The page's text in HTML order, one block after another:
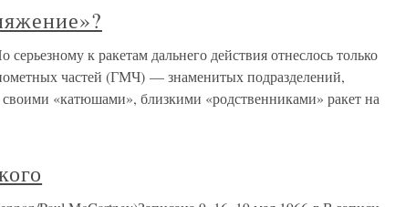
к ракетам дальнего действия отнеслось только
частей (ГМЧ) — знаменитых подразделений,
«катюшами», близкими «родственниками» ракет на